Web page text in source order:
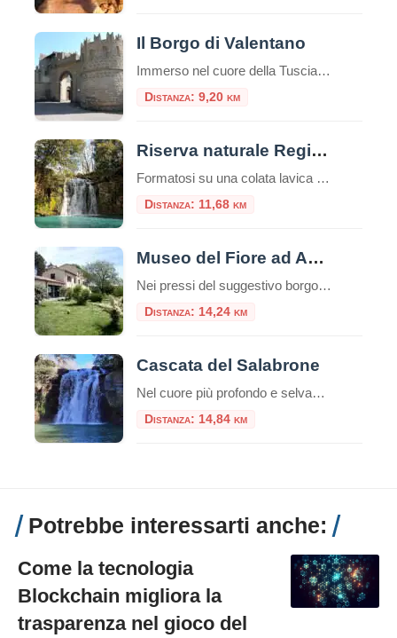
Il Borgo di Valentano
Immerso nel cuore della Tuscia viterbese, a pochi passi dalle rive scintillanti del Lago di Bolsena, sorge Valentano, un borgo che incanta per la sua ricca storia, le sue preziose architetture e un panorama mozzafiato che abbraccia la campagna laziale. Un luogo dove il tempo sembra scorrere più lento, ideale per chi cerca una fuga […]
Distanza: 9,20 km
Riserva naturale Regionale Selva di Lamone
Formatosi su una colata lavica risalente al periodo compreso fra 150.000 e 50.000 anni fa, la Riserva naturale Regionale Selva di Lamone si estende su circa duemila ettari lungo il confine tra il Lazio e la Toscana, nel Comune di Farnese. La carat
Distanza: 11,68 km
Museo del Fiore ad Acquapendente
Nei pressi del suggestivo borgo di Torre Alfina si trova il Museo del Fiore, all’interno della Riserva Naturale Monte Rufeno. Il Museo del Fiore sviluppato intorno al mondo del fiore e dedicato alla biodiversità del territorio è un museo interattivo e multimediale.Indice dei contenutiUn Tuffo nella Storia: Dai Farnese al Ducato di CastroCosa Vedere: Un […]
Distanza: 14,24 km
Cascata del Salabrone
Nel cuore più profondo e selvaggio della Tuscia viterbese, dove il Lazio sfiora la Toscana, esiste un luogo in cui il tempo sembra essersi fermato. Lontano dalle rotte turistiche più affollate e avvolto dal silenzio di una foresta millenaria, si cela uno dei segreti naturali più affascinanti della provincia di Viterbo: la Cascata del Salabrone. […]
Distanza: 14,84 km
Potrebbe interessarti anche:
Come la tecnologia
Blockchain migliora la
trasparenza nel gioco del